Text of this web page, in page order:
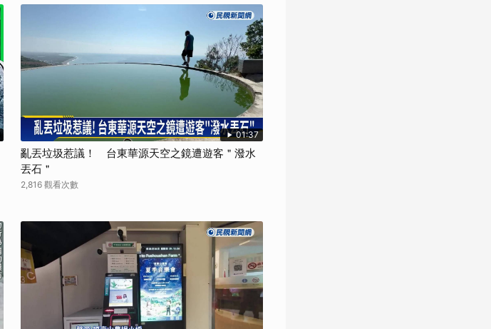
01:37
亂丟垃圾惹議！ 台東華源天空之鏡遭遊客＂潑水
丟石＂
2,816 觀看次數